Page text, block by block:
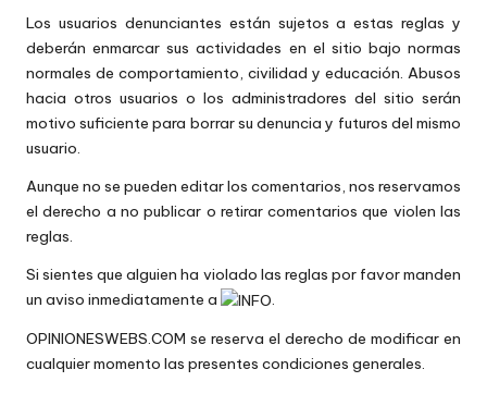
Los usuarios denunciantes están sujetos a estas reglas y
deberán enmarcar sus actividades en el sitio bajo normas
normales de comportamiento, civilidad y educación. Abusos
hacia otros usuarios o los administradores del sitio serán
motivo suficiente para borrar su denuncia y futuros del mismo
usuario.
Aunque no se pueden editar los comentarios, nos reservamos
el derecho a no publicar o retirar comentarios que violen las
reglas.
Si sientes que alguien ha violado las reglas por favor manden
un aviso inmediatamente a
.
OPINIONESWEBS.COM se reserva el derecho de modificar en
cualquier momento las presentes condiciones generales.